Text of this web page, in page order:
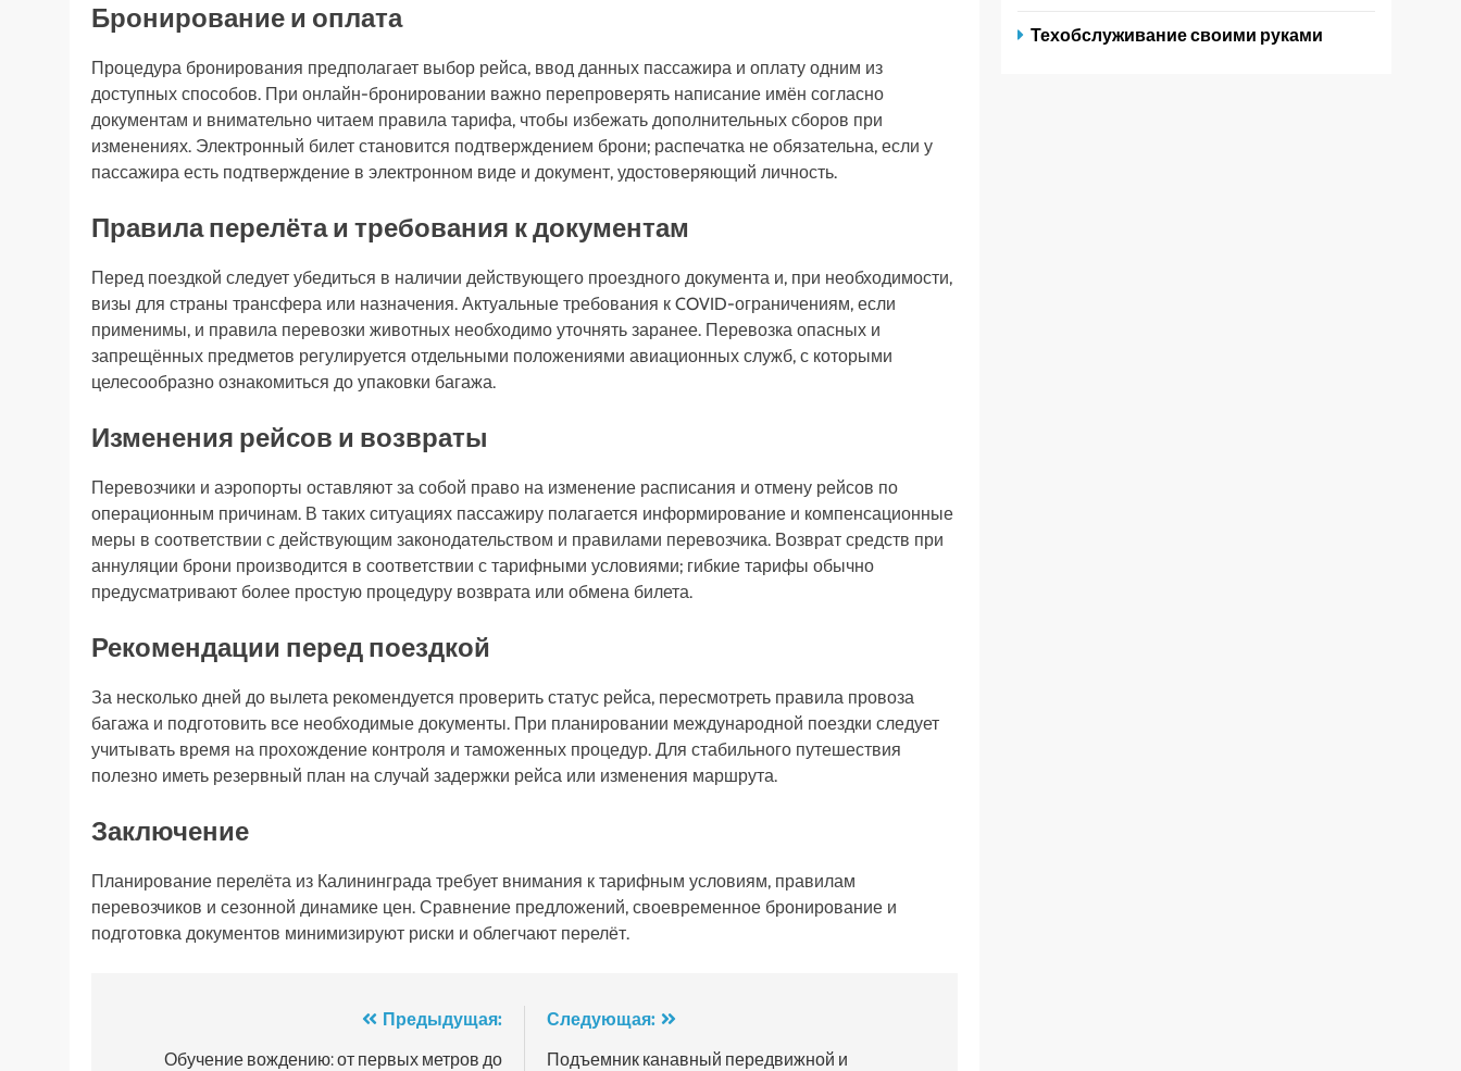
Бронирование и оплата
Процедура бронирования предполагает выбор рейса, ввод данных пассажира и оплату одним из
доступных способов. При онлайн-бронировании важно перепроверять написание имён согласно
документам и внимательно читаем правила тарифа, чтобы избежать дополнительных сборов при
изменениях. Электронный билет становится подтверждением брони; распечатка не обязательна, если у
пассажира есть подтверждение в электронном виде и документ, удостоверяющий личность.
Правила перелёта и требования к документам
Перед поездкой следует убедиться в наличии действующего проездного документа и, при необходимости,
визы для страны трансфера или назначения. Актуальные требования к COVID-ограничениям, если
применимы, и правила перевозки животных необходимо уточнять заранее. Перевозка опасных и
запрещённых предметов регулируется отдельными положениями авиационных служб, с которыми
целесообразно ознакомиться до упаковки багажа.
Изменения рейсов и возвраты
Перевозчики и аэропорты оставляют за собой право на изменение расписания и отмену рейсов по
операционным причинам. В таких ситуациях пассажиру полагается информирование и компенсационные
меры в соответствии с действующим законодательством и правилами перевозчика. Возврат средств при
аннуляции брони производится в соответствии с тарифными условиями; гибкие тарифы обычно
предусматривают более простую процедуру возврата или обмена билета.
Рекомендации перед поездкой
За несколько дней до вылета рекомендуется проверить статус рейса, пересмотреть правила провоза
багажа и подготовить все необходимые документы. При планировании международной поездки следует
учитывать время на прохождение контроля и таможенных процедур. Для стабильного путешествия
полезно иметь резервный план на случай задержки рейса или изменения маршрута.
Заключение
Планирование перелёта из Калининграда требует внимания к тарифным условиям, правилам
перевозчиков и сезонной динамике цен. Сравнение предложений, своевременное бронирование и
подготовка документов минимизируют риски и облегчают перелёт.
Предыдущая:
Обучение вождению: от первых метров до
Следующая:
Подъемник канавный передвижной и
Техобслуживание своими руками